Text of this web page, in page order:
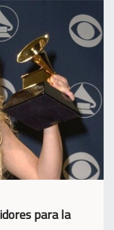
para la